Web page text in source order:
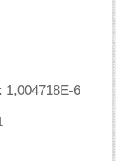
1,004718E-6